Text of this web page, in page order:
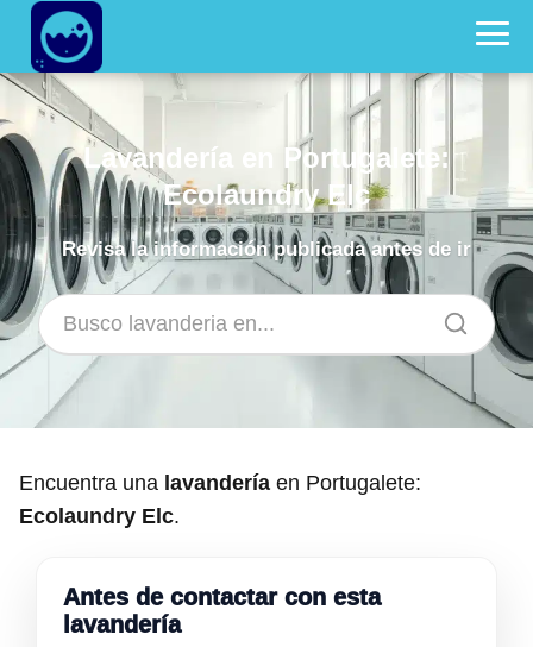
Lavandería en Portugalete:
Ecolaundry Elc
Revisa la información publicada antes de ir
Encuentra una lavandería en Portugalete:
Ecolaundry Elc.
Antes de contactar con esta
lavandería